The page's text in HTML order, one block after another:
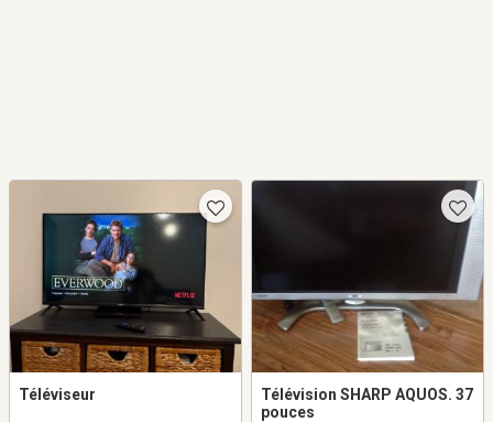
Téléviseur
Télévision SHARP AQUOS. 37
pouces